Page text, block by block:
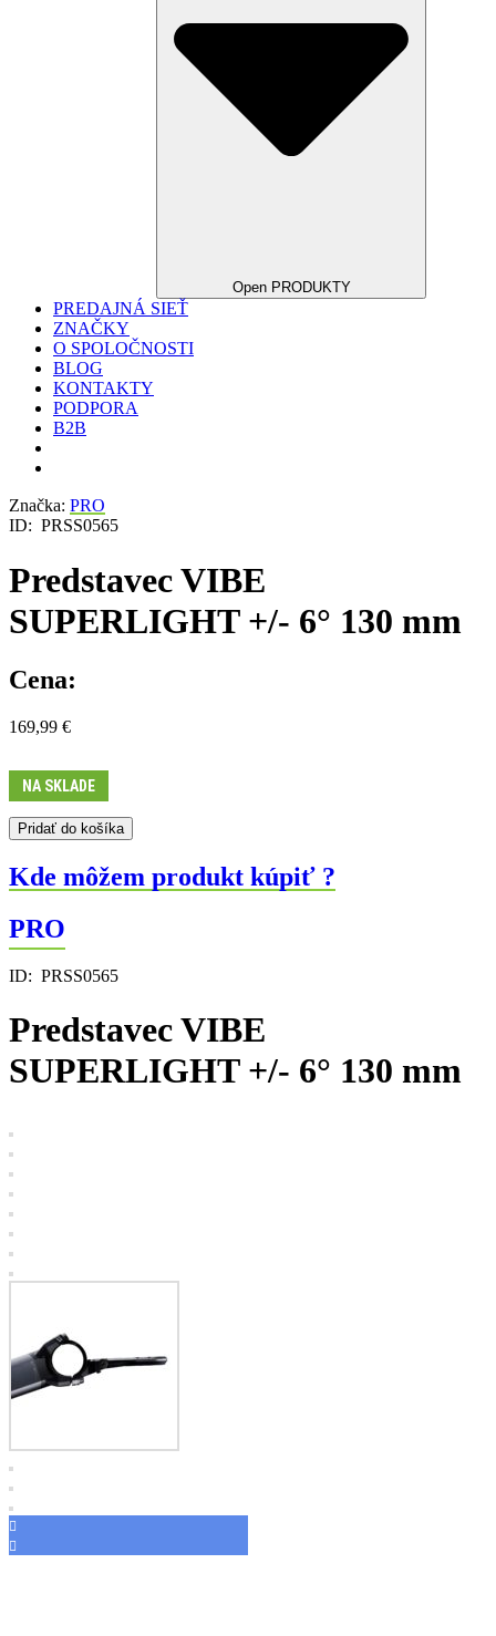
Open PRODUKTY
PREDAJNÁ SIEŤ
ZNAČKY
O SPOLOČNOSTI
BLOG
KONTAKTY
PODPORA
B2B
Značka: PRO
ID: PRSS0565
Predstavec VIBE
SUPERLIGHT +/- 6° 130 mm
Cena:
169,99 €
NA SKLADE
množstvo
Predstavec
VIBE
SUPERLIGHT
6°
130
Pridať do košíka
Kde môžem produkt kúpiť ?
PRO
ID: PRSS0565
Predstavec VIBE
SUPERLIGHT +/- 6° 130 mm